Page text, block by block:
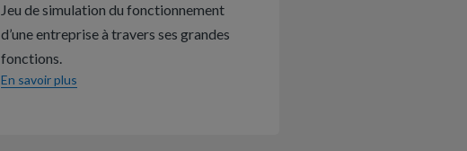
Jeu de simulation du fonctionnement
d’une entreprise à travers ses grandes
fonctions.
En savoir plus